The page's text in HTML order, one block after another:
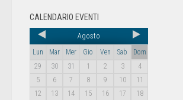
CALENDARIO EVENTI
Agosto
Lun Mar Mer Gio Ven Sab
Dom
29
30 31 1 2 3
4
5
6 7 8 9 10
11
12
13 14 15 16 17
18